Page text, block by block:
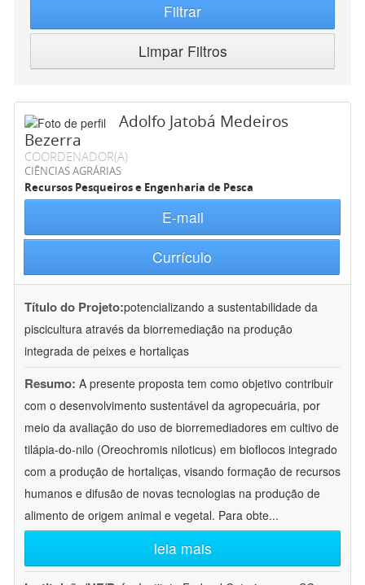
Filtrar
Limpar Filtros
Adolfo Jatobá Medeiros
Bezerra
COORDENADOR(A)
CIÊNCIAS AGRÁRIAS
Recursos Pesqueiros e Engenharia de Pesca
E-mail
Currículo
Título do Projeto:potencializando a sustentabilidade da
piscicultura através da biorremediação na produção
integrada de peixes e hortaliças
Resumo: A presente proposta tem como objetivo contribuir
com o desenvolvimento sustentável da agropecuária, por
meio da avaliação do uso de biorremediadores em cultivo de
tilápia-do-nilo (Oreochromis niloticus) em bioflocos integrado
com a produção de hortaliças, visando formação de recursos
humanos e difusão de novas tecnologias na produção de
alimento de origem animal e vegetal. Para obte...
leia mais